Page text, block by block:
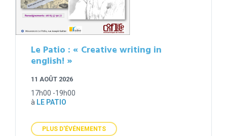
Le Patio : « Creative writing in
english! »
11 AOÛT 2026
17h00 -19h00
à LE PATIO
PLUS D'ÉVÉNEMENTS